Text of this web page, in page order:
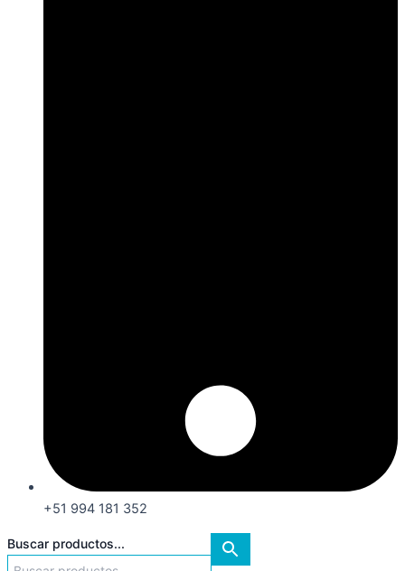
+51 994 181 352
Buscar productos...